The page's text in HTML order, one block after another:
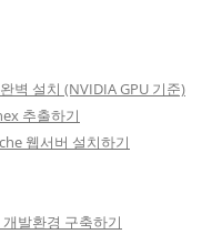
벽 설치 (NVIDIA GPU 기준)
추출하기
웹서버 설치하기
발환경 구축하기